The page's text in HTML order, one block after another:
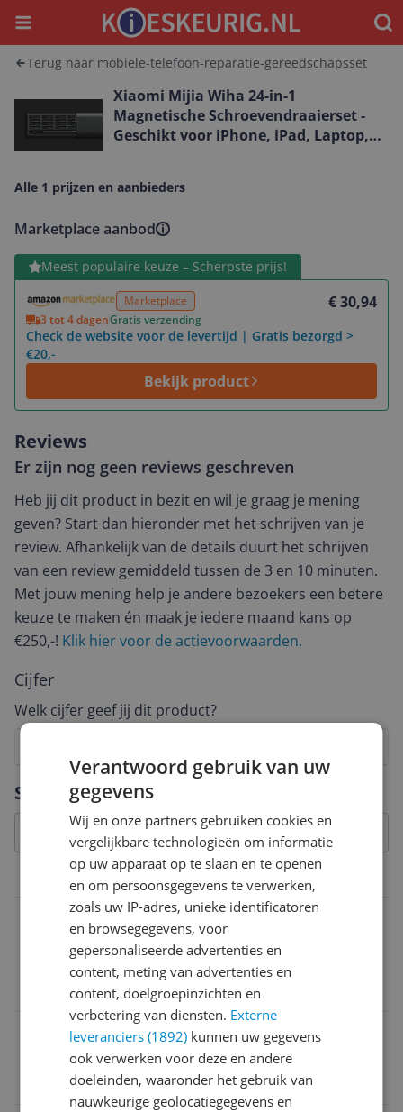
Menu
Terug naar mobiele-telefoon-reparatie-gereedschapsset
Xiaomi Mijia Wiha 24-in-1
Magnetische Schroevendraaierset -
Geschikt voor iPhone, iPad, Laptop,
Alle 1 prijzen en aanbieders
Marketplace aanbod
Meest populaire keuze – Scherpste prijs!
Marketplace € 30,94
3 tot 4 dagenGratis verzending
Check de website voor de levertijd | Gratis bezorgd >
€20,-
Bekijk product
Bekijk product
Specificaties
Productinformatie
Verpakkingsinhoud
1 x Screwdriver Handle
24 x Bit
1 x Aluminum Alloy Storage Box
Xiaomi Mijia Wiha professioneel 24-IN-1 magnetisch
e schroevendraaier
Reviews
Er zijn nog geen reviews geschreven
Heb jij dit product in bezit en wil je graag je mening
geven? Start dan hieronder met het schrijven van je
review. Afhankelijk van de details duurt het schrijven
van een review gemiddeld tussen de 3 en 10 minuten.
Met jouw mening help je andere bezoekers een betere
keuze te maken én maak je iedere maand kans op
€250,-! Klik hier voor de actievoorwaarden.
Cijfer
Welk cijfer geef jij dit product?
Vraag 1 van 4
Verantwoord gebruik van uw
gegevens
Wij en onze partners gebruiken cookies en
vergelijkbare technologieën om informatie
op uw apparaat op te slaan en te openen
en om persoonsgegevens te verwerken,
zoals uw IP-adres, unieke identificatoren
en browsegegevens, voor
gepersonaliseerde advertenties en
content, meting van advertenties en
content, doelgroepinzichten en
verbetering van diensten. Externe
leveranciers (1892) kunnen uw gegevens
ook verwerken voor deze en andere
doeleinden, waaronder het gebruik van
nauwkeurige geolocatiegegevens en